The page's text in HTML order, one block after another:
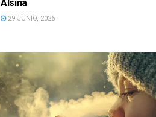
Alsina
29 JUNIO, 2026